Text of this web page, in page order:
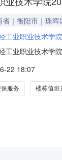
省｜衡阳市｜珠晖
工业职业技术学院
工业职业技术学
12026至2028年
22 18:07
服务 楼栋值班